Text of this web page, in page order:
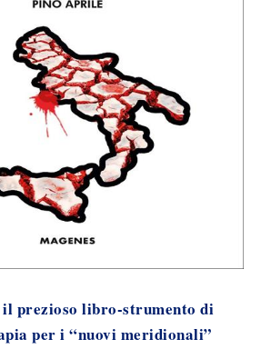
prezioso libro-strumento di
per i “nuovi meridionali”